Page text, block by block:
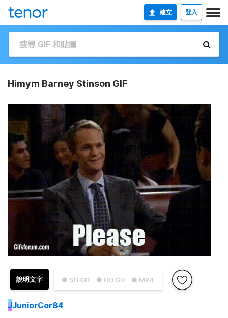
建立 登入
Himym Barney Stinson GIF
● SD GIF ● HD GIF ● MP4
說明文字
JJuniorCor84